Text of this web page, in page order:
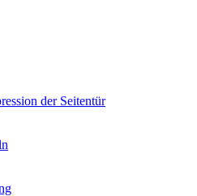
der Seitentür